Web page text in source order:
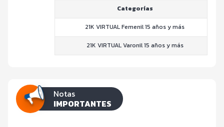
Categorías
21K VIRTUAL Femenil 15 años y más
21K VIRTUAL Varonil 15 años y más
Notas
IMPORTANTES